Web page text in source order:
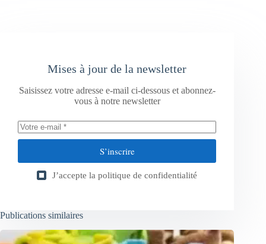
Mises à jour de la newsletter
Saisissez votre adresse e-mail ci-dessous et abonnez-
vous à notre newsletter
S’inscrire
J’accepte la politique de confidentialité
Publications similaires